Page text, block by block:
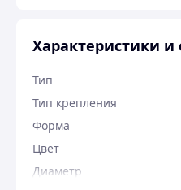
Характеристики и
Тип
Тип крепления
Форма
Цвет
Диаметр